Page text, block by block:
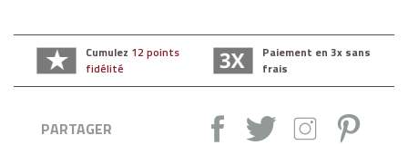
Cumulez 12 points
fidélité
Paiement en 3x sans
frais
PARTAGER Partager :Tweet Instagram